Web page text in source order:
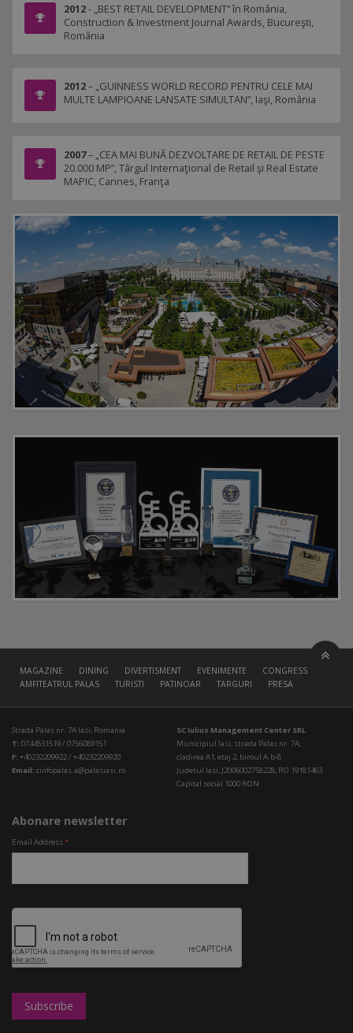
2012- „BEST RETAIL DEVELOPMENT” în România,
Construction & Investment Journal Awards, Bucureşti,
România
2012– „GUINNESS WORLD RECORD PENTRU CELE MAI
MULTE LAMPIOANE LANSATE SIMULTAN”, Iaşi, România
2007– „CEA MAI BUNĂ DEZVOLTARE DE RETAIL DE PESTE
20.000 MP”, Târgul Internaţional de Retail şi Real Estate
MAPIC, Cannes, Franţa
MAGAZINE DINING DIVERTISMENT EVENIMENTE
CONGRESS HALL
AMFITEATRUL PALAS
TURISTI PATINOAR TARGURI PRESA
Strada Palas nr. 7A Iasi, Romania
T: 0744531519 / 0756089151
F: +40232209922 / +40232209920
Email: cinfopalas.a@palasiasi.ro
SC Iulius Management Center SRL
Municipiul Iasi, strada Palas nr. 7A,
cladirea A1, etaj 2, biroul A.b-8
Judetul Iasi, J2006002758228, RO 19181463,
Capital social 1000 RON
Abonare newsletter
Email Address*